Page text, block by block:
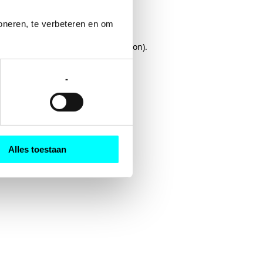
te verbeteren en om
-
Alles toestaan
for more information).